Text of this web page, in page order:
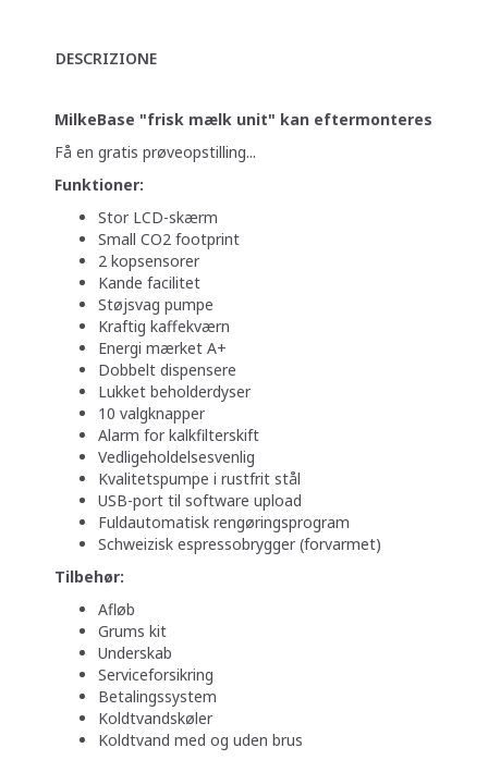
DESCRIZIONE
MilkeBase "frisk mælk unit" kan eftermonteres
Få en gratis prøveopstilling...
Funktioner:
Stor LCD-skærm
Small CO2 footprint
2 kopsensorer
Kande facilitet
Støjsvag pumpe
Kraftig kaffekværn
Energi mærket A+
Dobbelt dispensere
Lukket beholderdyser
10 valgknapper
Alarm for kalkfilterskift
Vedligeholdelsesvenlig
Kvalitetspumpe i rustfrit stål
USB-port til software upload
Fuldautomatisk rengøringsprogram
Schweizisk espressobrygger (forvarmet)
Tilbehør:
Afløb
Grums kit
Underskab
Serviceforsikring
Betalingssystem
Koldtvandskøler
Koldtvand med og uden brus